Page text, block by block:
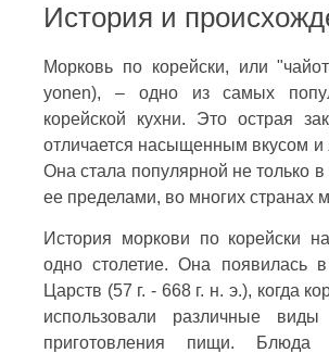
История и
Морковь по корейски, или
yonen), – одно из самых
корейской кухни. Это острая
отличается насыщенным вкусом и
Она стала популярной не только в
ее пределами, во многих странах
История моркови по корейски
одно столетие. Она появилась
Царств (57 г. - 668 г. н. э.), когда
использовали различные
приготовления пищи.